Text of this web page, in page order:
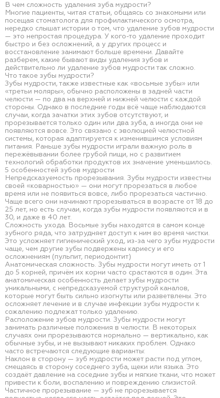
В чем сложность удаления зуба мудрости?
Многие пациенты, читая статьи, общаясь со знакомыми или
посещая стоматолога для профилактического осмотра,
нередко слышат истории о том, что удаление зубов мудрости
— это непростая процедура. У кого-то удаление проходит
быстро и без осложнений, а у других процесс и
восстановление занимают больше времени. Давайте
разберем, какие бывают виды удаления зубов и
действительно ли удаление зубов мудрости так сложно.
Что такое зубы мудрости?
Зубы мудрости, также известные как «восьмые зубы» или
«третьи моляры», обычно расположены в задней части
челюсти — по два на верхней и нижней челюсти с каждой
стороны. Однако в последние годы всё чаще наблюдаются
случаи, когда зачатки этих зубов отсутствуют, и
прорезывается только один или два зуба, а иногда они не
появляются вовсе. Это связано с эволюцией челюстной
системы, которая адаптируется к изменившимся условиям
питания. Раньше зубы мудрости играли важную роль в
пережёвывании более грубой пищи, но с развитием
технологий обработки продуктов их значение уменьшилось.
5 особенностей зубов мудрости
Непредсказуемость прорезывания. Зубы мудрости известны
своей «коварностью» — они могут прорезаться в любое
время или не появиться вовсе, либо прорезаться частично.
Чаще всего они начинают прорезываться в возрасте от 18 до
25 лет, но есть случаи, когда зубы мудрости появляются и в
30, и даже в 40 лет.
Сложность ухода. Восьмые зубы находятся в самом конце
зубного ряда, что затрудняет доступ к ним во время чистки.
Это усложняет гигиенический уход, из-за чего зубы мудрости
чаще, чем другие зубы подвержены кариесу и его
осложнениям (пульпит, периодонтит)
Анатомическая сложность. Зубы мудрости могут иметь от 1
до 5 корней, причём их корни часто срастаются в один. Эта
анатомическая особенность делает зубы мудрости
уникальными, с непредсказуемой структурой каналов,
которые могут быть сильно изогнуты или разветвлены. Это
осложняет лечение и в случае инфекции зубы мудрости к
сожалению подлежат только удалению.
Расположение зубов мудрости. Зубы мудрости могут
занимать различные положения в челюсти. В некоторых
случаях они прорезываются нормально — вертикально, как
обычные зубы, и не вызывают никаких проблем. Однако
часто встречаются следующие варианты:
Наклон в сторону — зуб мудрости может расти под углом,
смещаясь в сторону соседнего зуба, щеки или языка. Это
создаёт давление на соседние зубы и мягкие ткани, что может
привести к боли, воспалению и повреждению слизистой.
Частичное прорезывание — зуб не прорезывается